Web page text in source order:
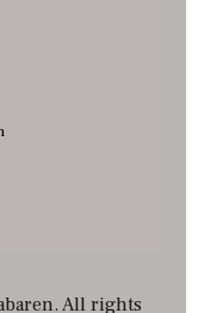
All rights